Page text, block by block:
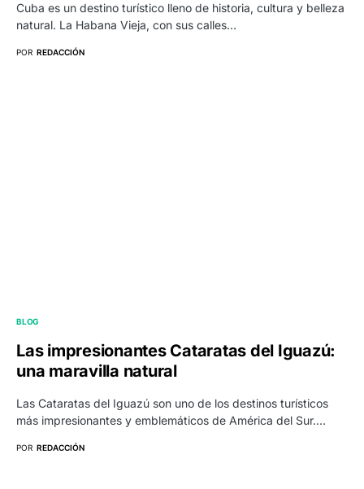
Cuba es un destino turístico lleno de historia, cultura y belleza
natural. La Habana Vieja, con sus calles…
POR REDACCIÓN
BLOG
Las impresionantes Cataratas del Iguazú:
una maravilla natural
Las Cataratas del Iguazú son uno de los destinos turísticos
más impresionantes y emblemáticos de América del Sur.…
POR REDACCIÓN